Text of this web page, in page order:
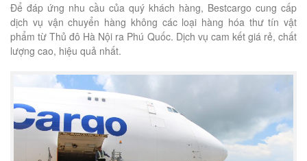
Để đáp ứng nhu cầu của quý khách hàng, Bestcargo cung cấp
dịch vụ vận chuyển hàng không các loại hàng hóa thư tín vật
phẩm từ Thủ đô Hà Nội ra Phú Quốc. Dịch vụ cam kết giá rẻ, chất
lượng cao, hiệu quả nhất.